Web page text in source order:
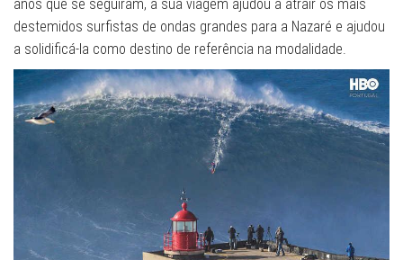
anos que se seguiram, a sua viagem ajudou a atrair os mais
destemidos surfistas de ondas grandes para a Nazaré e ajudou
a solidificá-la como destino de referência na modalidade.